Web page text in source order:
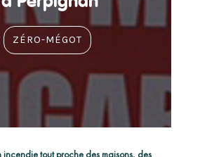
ZÉRO-MÉGOT
incendie tout proche des maisons, des